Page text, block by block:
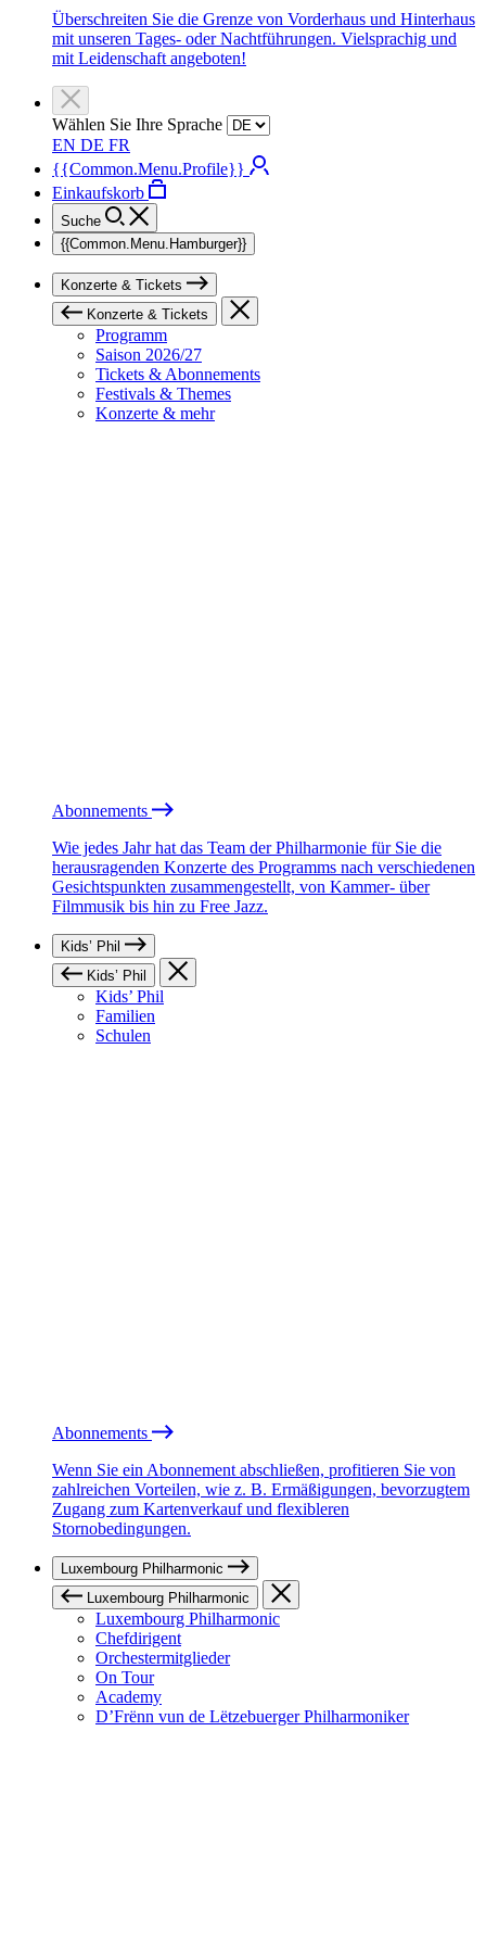
Überschreiten Sie die Grenze von Vorderhaus und Hinterhaus
mit unseren Tages- oder Nachtführungen. Vielsprachig und
mit Leidenschaft angeboten!
Wählen Sie Ihre Sprache
EN DE FR
{{Common.Menu.Profile}}
Einkaufskorb
Suche
{{Common.Menu.Hamburger}}
Konzerte & Tickets
Konzerte & Tickets
Programm
Saison 2026/27
Tickets & Abonnements
Festivals & Themes
Konzerte & mehr
Abonnements
Wie jedes Jahr hat das Team der Philharmonie für Sie die
herausragenden Konzerte des Programms nach verschiedenen
Gesichtspunkten zusammengestellt, von Kammer- über
Filmmusik bis hin zu Free Jazz.
Kids’ Phil
Kids’ Phil
Kids’ Phil
Familien
Schulen
Abonnements
Wenn Sie ein Abonnement abschließen, profitieren Sie von
zahlreichen Vorteilen, wie z. B. Ermäßigungen, bevorzugtem
Zugang zum Kartenverkauf und flexibleren
Stornobedingungen.
Luxembourg Philharmonic
Luxembourg Philharmonic
Luxembourg Philharmonic
Chefdirigent
Orchestermitglieder
On Tour
Academy
D’Frënn vun de Lëtzebuerger Philharmoniker